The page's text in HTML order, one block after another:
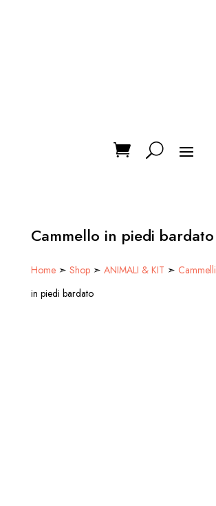
Cammello in piedi bardato
Home➣ Shop➣ ANIMALI & KIT ➣ Cammelli
in piedi bardato